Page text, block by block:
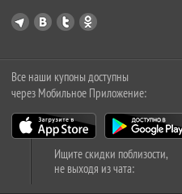
Все наши купоны доступны
через Мобильное Приложение:
Ищите скидки поблизости,
не выходя из чата: